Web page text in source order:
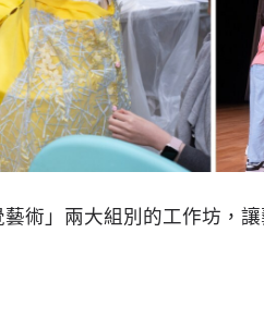
術」兩大組別的工作坊，